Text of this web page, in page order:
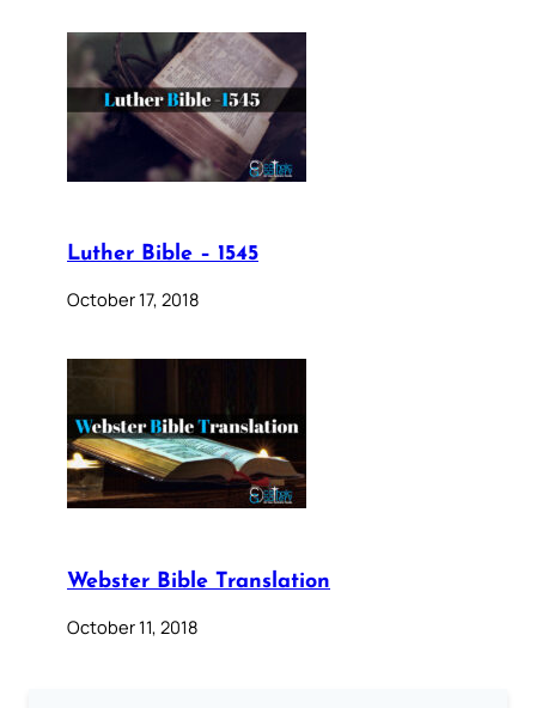
Luther Bible – 1545
October 17, 2018
Webster Bible Translation
October 11, 2018